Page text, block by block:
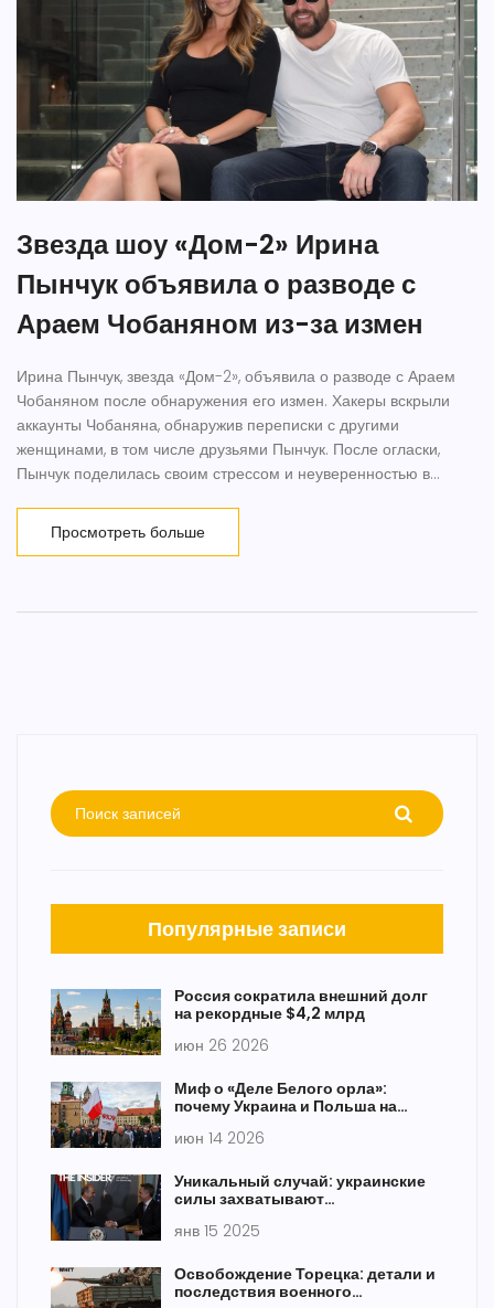
Звезда шоу «Дом-2» Ирина
Пынчук объявила о разводе с
Араем Чобаняном из-за измен
Ирина Пынчук, звезда «Дом-2», объявила о разводе с Араем
Чобаняном после обнаружения его измен. Хакеры вскрыли
аккаунты Чобаняна, обнаружив переписки с другими
женщинами, в том числе друзьями Пынчук. После огласки,
Пынчук поделилась своим стрессом и неуверенностью в
Пынчук и осудила Чобаняна.
Просмотреть больше
Популярные записи
Россия сократила внешний долг
на рекордные $4,2 млрд
июн 26 2026
Миф о «Деле Белого орла»:
почему Украина и Польша на
июн 14 2026
Уникальный случай: украинские
силы захватывают
сбежавшего воевать за Россию
янв 15 2025
Освобождение Торецка: детали и
последствия военного